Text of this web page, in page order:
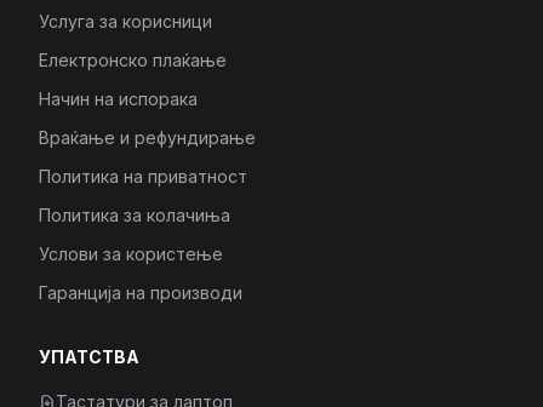
Услуга за корисници
Електронско плаќање
Начин на испорака
Враќање и рефундирање
Политика на приватност
Политика за колачиња
Услови за користење
Гаранција на производи
УПАТСТВА
Тастатури за лаптоп